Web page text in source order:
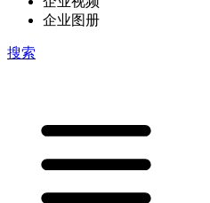
企业图册
搜索